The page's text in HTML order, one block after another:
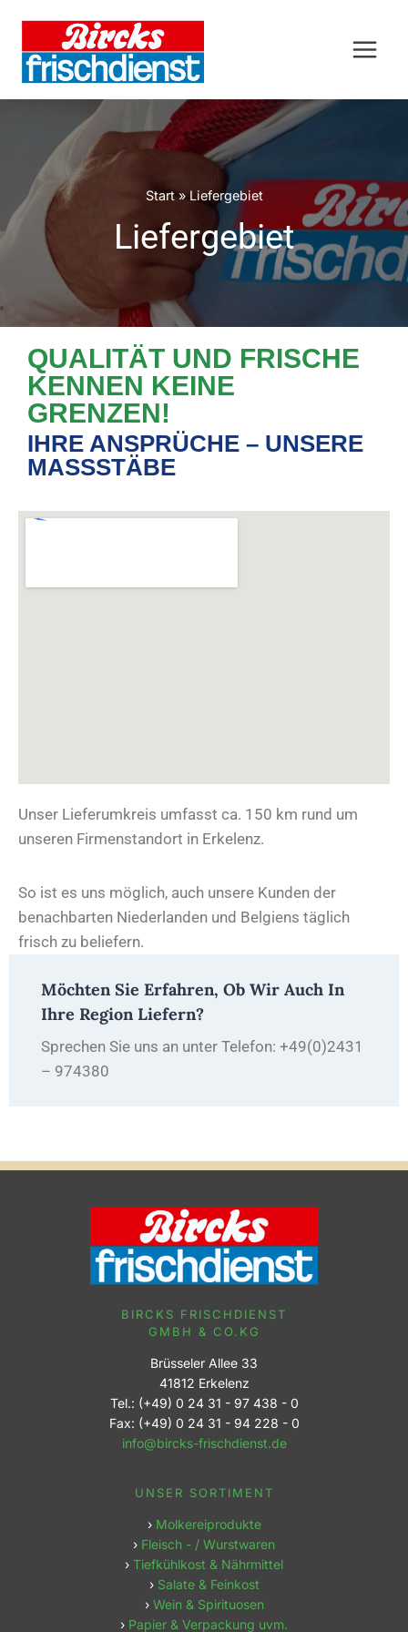
Start»Liefergebiet
Liefergebiet
QUALITÄT UND FRISCHE
KENNEN KEINE
GRENZEN!
IHRE ANSPRÜCHE – UNSERE
MASSSTÄBE
Unser Lieferumkreis umfasst ca. 150 km rund um
unseren Firmenstandort in Erkelenz.
So ist es uns möglich, auch unsere Kunden der
benachbarten Niederlanden und Belgiens täglich
frisch zu beliefern.
Möchten Sie Erfahren, Ob Wir Auch In
Ihre Region Liefern?
Sprechen Sie uns an unter Telefon: +49(0)2431
– 974380
BIRCKS FRISCHDIENST
GMBH & CO.KG
Brüsseler Allee 33
41812 Erkelenz
Tel.: (+49) 0 24 31 - 97 438 - 0
Fax: (+49) 0 24 31 - 94 228 - 0
info@bircks-frischdienst.de
UNSER SORTIMENT
› Molkereiprodukte
› Fleisch - / Wurstwaren
› Tiefkühlkost & Nährmittel
› Salate & Feinkost
› Wein & Spirituosen
› Papier & Verpackung uvm.